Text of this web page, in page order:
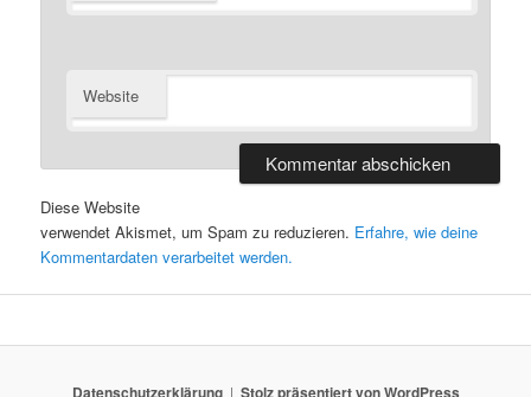
Website
Diese Website
verwendet Akismet, um Spam zu reduzieren. Erfahre, wie deine
Kommentardaten verarbeitet werden.